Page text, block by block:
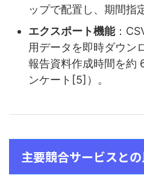
ップで配置し、期間指
エクスポート機能：
用データを即時ダウン
報告資料作成時間を約
ンケート[5]）。
主要競合サービスと